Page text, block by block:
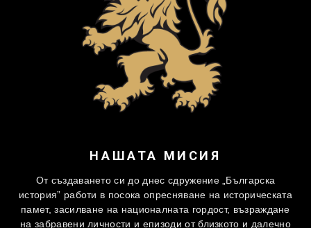
НАШАТА МИСИЯ
От създаването си до днес сдружение „Българска
история” работи в посока опресняване на историческата
памет, засилване на националната гордост, възраждане
на забравени личности и епизоди от близкото и далечно